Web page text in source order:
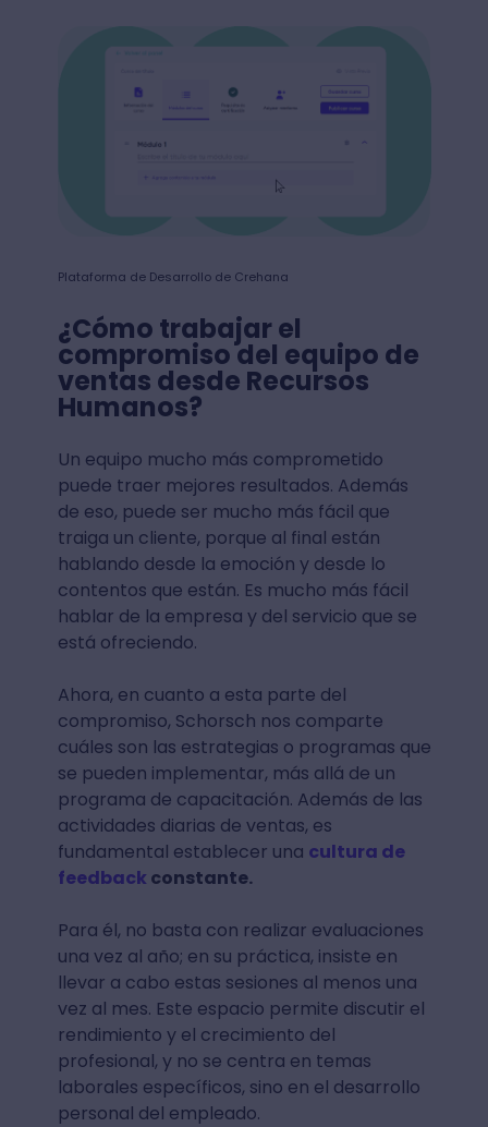
Plataforma de Desarrollo de Crehana
¿Cómo trabajar el
compromiso del equipo de
ventas desde Recursos
Humanos?
Un equipo mucho más comprometido
puede traer mejores resultados. Además
de eso, puede ser mucho más fácil que
traiga un cliente, porque al final están
hablando desde la emoción y desde lo
contentos que están. Es mucho más fácil
hablar de la empresa y del servicio que se
está ofreciendo.
Ahora, en cuanto a esta parte del
compromiso, Schorsch nos comparte
cuáles son las estrategias o programas que
se pueden implementar, más allá de un
programa de capacitación. Además de las
actividades diarias de ventas, es
fundamental establecer una cultura de
feedback constante.
Para él, no basta con realizar evaluaciones
una vez al año; en su práctica, insiste en
llevar a cabo estas sesiones al menos una
vez al mes. Este espacio permite discutir el
rendimiento y el crecimiento del
profesional, y no se centra en temas
laborales específicos, sino en el desarrollo
personal del empleado.